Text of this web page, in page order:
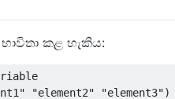
කළ හැකිය:
"element2" "element3")